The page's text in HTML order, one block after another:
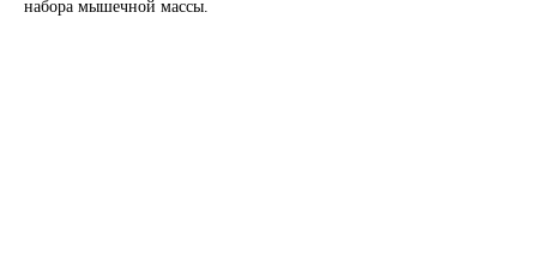
набора мышечной массы.